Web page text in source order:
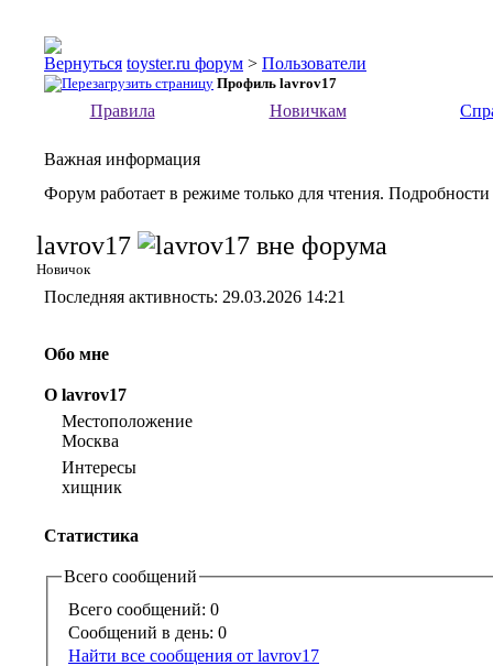
toyster.ru форум > Пользователи
Профиль lavrov17
Правила Новичкам
Важная информация
Форум работает в режиме только для чтения.
lavrov17
Новичок
Последняя активность: 29.03.2026 14:21
Обо мне
О lavrov17
Местоположение
Москва
Интересы
хищник
Статистика
Всего сообщений
Всего сообщений: 0
Сообщений в день: 0
Найти все сообщения от lavrov17